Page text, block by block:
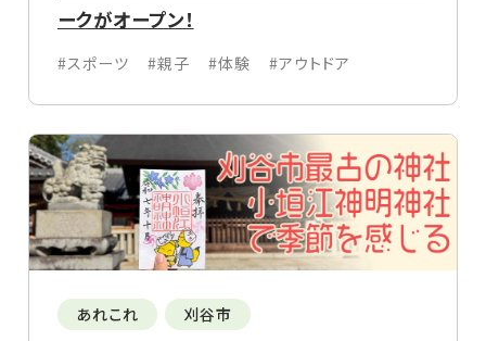
ークがオープン！
#スポーツ #親子 #体験 #アウトドア
あれこれ
刈谷市